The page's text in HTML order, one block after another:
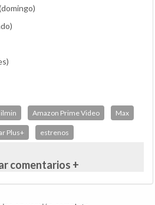
Amazon Prime Video Max
Plus+ estrenos
comentarios +